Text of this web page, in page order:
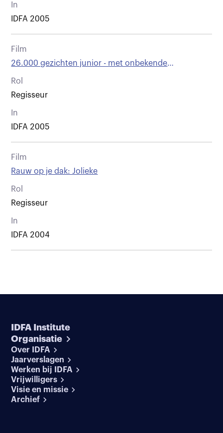
In
IDFA 2005
Film
26.000 gezichten junior - met onbekende
bestemming vertrokken
Rol
Regisseur
In
IDFA 2005
Film
Rauw op je dak: Jolieke
Rol
Regisseur
In
IDFA 2004
IDFA Institute
Organisatie
Over IDFA
Jaarverslagen
Werken bij IDFA
Vrijwilligers
Visie en missie
Archief